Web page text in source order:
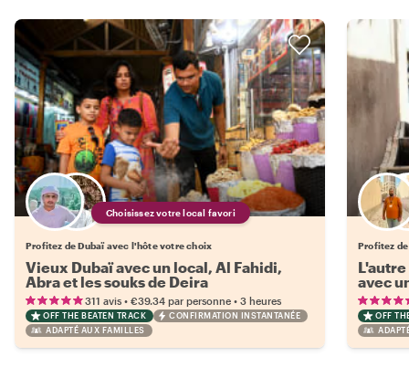
Choisissez votre local favori
Profitez de Dubaï avec l'hôte votre choix
Vieux Dubaï avec un local, Al Fahidi,
Abra et les souks de Deira
311 avis • €39.34 par personne • 3 heures
OFF THE BEATEN TRACK
CONFIRMATION INSTANTANÉE
ADAPTÉ AUX FAMILLES
Profitez
avec
OFF